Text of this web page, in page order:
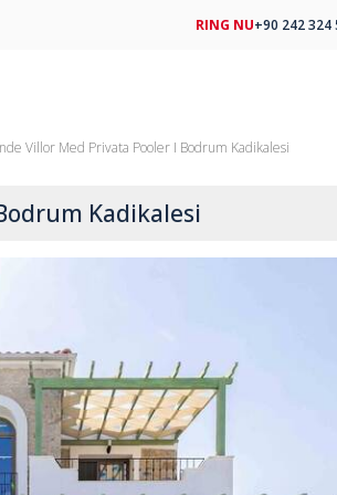
Villor Med Privata Pooler I Bodrum Kadikalesi
Kadikalesi
RING NU+90 242 324